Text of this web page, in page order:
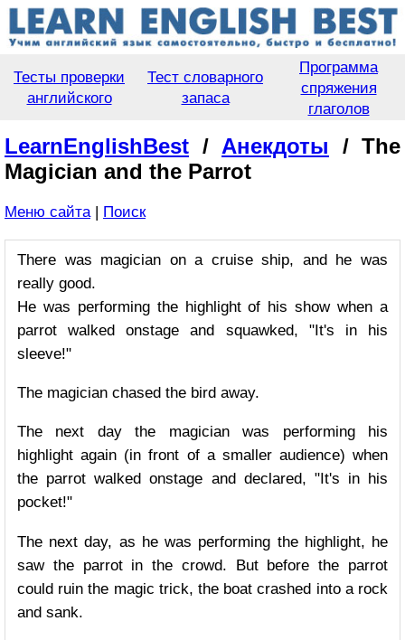
Тесты проверки
английского
Тест словарного
запаса
Программа
спряжения
глаголов
LearnEnglishBest / Анекдоты / The
Magician and the Parrot
Меню сайта| Поиск
There was magician on a cruise ship, and he was
really good.
He was performing the highlight of his show when a
parrot walked onstage and squawked, "It's in his
sleeve!"
The magician chased the bird away.
The next day the magician was performing his
highlight again (in front of a smaller audience) when
the parrot walked onstage and declared, "It's in his
pocket!"
The next day, as he was performing the highlight, he
saw the parrot in the crowd. But before the parrot
could ruin the magic trick, the boat crashed into a rock
and sank.